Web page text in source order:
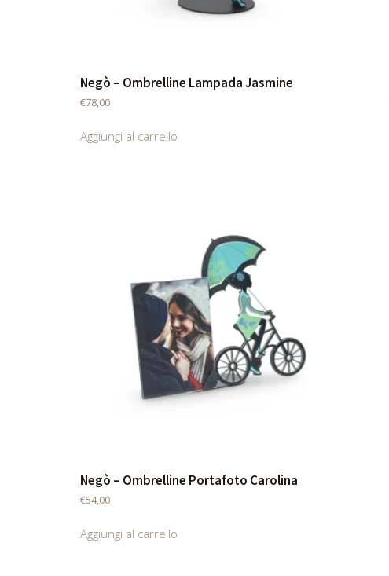
Negò – Ombrelline Lampada Jasmine
€78,00
Aggiungi al carrello
Negò – Ombrelline Portafoto Carolina
€54,00
Aggiungi al carrello